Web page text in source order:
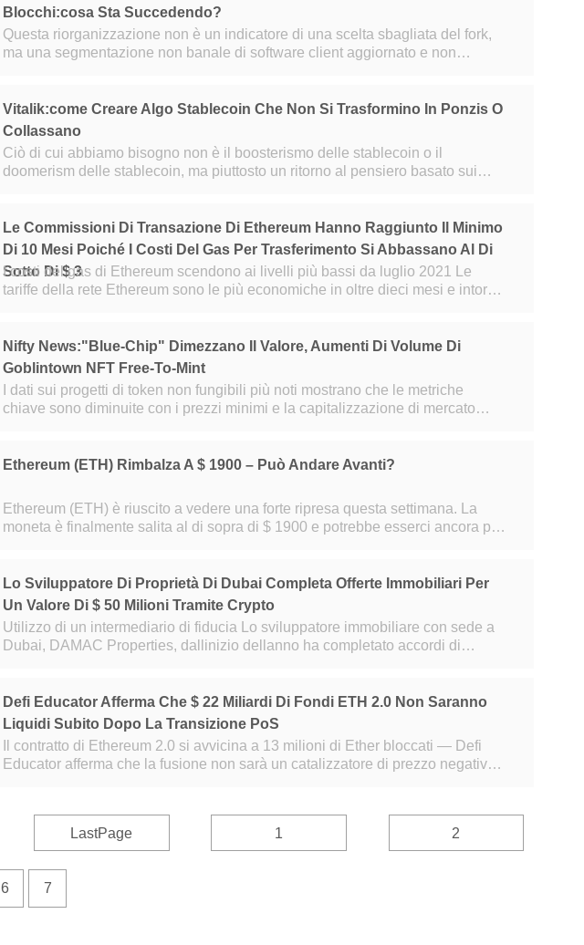
Blocchi:cosa Sta Succedendo?
Questa riorganizzazione non è un indicatore di una scelta sbagliata del fork,
ma una segmentazione non banale di software client aggiornato e non
Vitalik:come Creare Algo Stablecoin Che Non Si Trasformino In Ponzis O
Collassano
Ciò di cui abbiamo bisogno non è il boosterismo delle stablecoin o il
doomerism delle stablecoin, ma piuttosto un ritorno al pensiero basato sui
Le Commissioni Di Transazione Di Ethereum Hanno Raggiunto Il Minimo
Di 10 Mesi Poiché I Costi Del Gas Per Trasferimento Si Abbassano Al Di
Sotto Di $ 3
I costi del gas di Ethereum scendono ai livelli più bassi da luglio 2021 Le
tariffe della rete Ethereum sono le più economiche in oltre dieci mesi e intorno
Nifty News:"Blue-Chip" Dimezzano Il Valore, Aumenti Di Volume Di
Goblintown NFT Free-To-Mint
I dati sui progetti di token non fungibili più noti mostrano che le metriche
chiave sono diminuite con i prezzi minimi e la capitalizzazione di mercato
Ethereum (ETH) Rimbalza A $ 1900 – Può Andare Avanti?
Ethereum (ETH) è riuscito a vedere una forte ripresa questa settimana. La
moneta è finalmente salita al di sopra di $ 1900 e potrebbe esserci ancora più
Lo Sviluppatore Di Proprietà Di Dubai Completa Offerte Immobiliari Per
Un Valore Di $ 50 Milioni Tramite Crypto
Utilizzo di un intermediario di fiducia Lo sviluppatore immobiliare con sede a
Dubai, DAMAC Properties, dallinizio dellanno ha completato accordi di
Defi Educator Afferma Che $ 22 Miliardi Di Fondi ETH 2.0 Non Saranno
Liquidi Subito Dopo La Transizione PoS
Il contratto di Ethereum 2.0 si avvicina a 13 milioni di Ether bloccati — Defi
Educator afferma che la fusione non sarà un catalizzatore di prezzo negativo Il
LastPage 1 2
6 7